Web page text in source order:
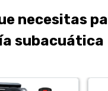
necesitas
subacuática